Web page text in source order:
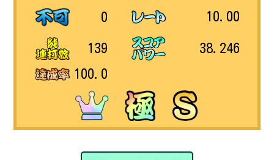
0
139
100.0
10.00
38.246